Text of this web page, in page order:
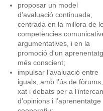
proposar un model
d'avaluació continuada,
centrada en la millora de
competències
argumentatives, i en la
promoció d'un
més conscient;
impulsar l’avaluació entre
iguals, amb l’ús de fòrums,
xat i debats per a
d’opinions i l’aprenentatge